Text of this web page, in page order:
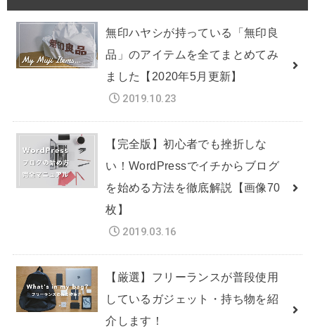
無印ハヤシが持っている「無印良
品」のアイテムを全てまとめてみ
ました【2020年5月更新】
2019.10.23
【完全版】初心者でも挫折しな
い！WordPressでイチからブログ
を始める方法を徹底解説【画像70
枚】
2019.03.16
【厳選】フリーランスが普段使用
しているガジェット・持ち物を紹
介します！